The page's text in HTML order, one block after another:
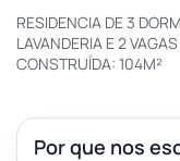
RESIDENCIA DE 3
LAVANDERIA E 2
CONSTRUÍDA: 104M²
Por que nos